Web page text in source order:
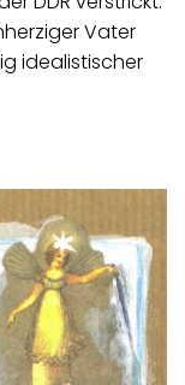
Vater
idealistischer